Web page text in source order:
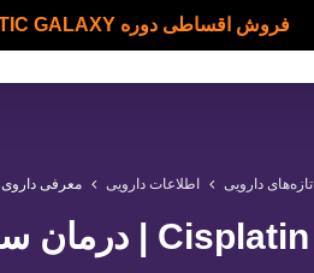
تازه‌های دارویی اطلاعات دارویی معرفی داروی Cisplatin | درمان سرطان مثانه
فروش اقساطی دوره COSMETIC GALAXY فعال شد! برای دیدن شرایط اینجا کلیک کنید